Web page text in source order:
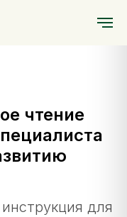
чтение
для